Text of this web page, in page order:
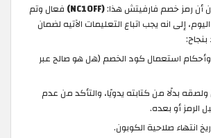
أن رمز خصم فارفيتش هذا:(NC10FF)
فعال وتم
إلى انه يجب اتباع التعليمات الآتيه لضمان
استعمال كود الخصم (هل هو صالح عبر
بدلًا من كتابته يدويًا، والتأكد من عدم
الرمز أو بعده.
انتهاء صلاحية الكوبون.